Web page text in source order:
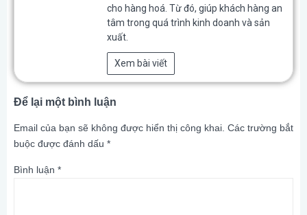
cho hàng hoá. Từ đó, giúp khách hàng an
tâm trong quá trình kinh doanh và sản
xuất.
Xem bài viết
Để lại một bình luận
Email của bạn sẽ không được hiển thị công khai. Các trường bắt
buộc được đánh dấu *
Bình luận *